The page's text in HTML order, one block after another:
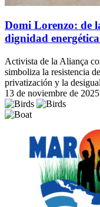
Domi Lorenzo: de
dignidad
Activista de la Aliança
simboliza la resistencia
privatización y la
13 de noviembre de 2025